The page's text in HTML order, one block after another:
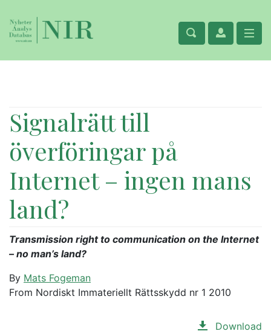
Signalrätt till
överföringar på
Internet – ingen mans
land?
Transmission right to communication on the Internet
– no man’s land?
By Mats Fogeman
From Nordiskt Immateriellt Rättsskydd nr 1 2010
Download